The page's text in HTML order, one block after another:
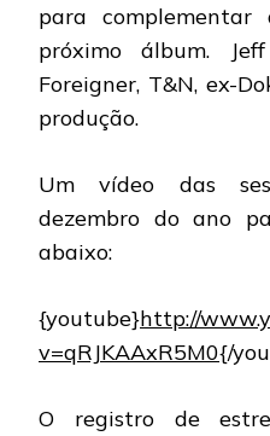
para complementar
próximo álbum.
Foreigner, T&N, ex-
produção.
Um vídeo das
dezembro do ano
abaixo:
{youtube}http://
v=qRJKAAxR5M0{/
O registro de